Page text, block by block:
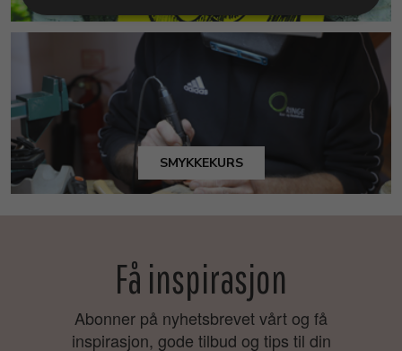
SMYKKEKURS
Få inspirasjon
Abonner på nyhetsbrevet vårt og få
inspirasjon, gode tilbud og tips til din